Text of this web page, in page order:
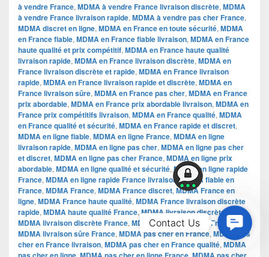
à vendre France, MDMA à vendre France livraison discrète, MDMA
à vendre France livraison rapide, MDMA à vendre pas cher France,
MDMA discret en ligne, MDMA en France en toute sécurité, MDMA
en France fiable, MDMA en France fiable livraison, MDMA en France
haute qualité et prix compétitif, MDMA en France haute qualité
livraison rapide, MDMA en France livraison discrète, MDMA en
France livraison discrète et rapide, MDMA en France livraison
rapide, MDMA en France livraison rapide et discrète, MDMA en
France livraison sûre, MDMA en France pas cher, MDMA en France
prix abordable, MDMA en France prix abordable livraison, MDMA en
France prix compétitifs livraison, MDMA en France qualité, MDMA
en France qualité et sécurité, MDMA en France rapide et discret,
MDMA en ligne fiable, MDMA en ligne France, MDMA en ligne
livraison rapide, MDMA en ligne pas cher, MDMA en ligne pas cher
et discret, MDMA en ligne pas cher France, MDMA en ligne prix
abordable, MDMA en ligne qualité et sécurité, MDMA en ligne rapide
France, MDMA en ligne rapide France livraison ,MDMA fiable en
France, MDMA France, MDMA France discret, MDMA France en
ligne, MDMA France haute qualité, MDMA France livraison discrète
rapide, MDMA haute qualité France, MDMA livraison discrète,
MDMA livraison discrète France, MDMA livraison rapide France,
MDMA livraison sûre France, MDMA pas cher en France, MDMA pas
cher en France livraison, MDMA pas cher en France qualité, MDMA
Us
Contact Us